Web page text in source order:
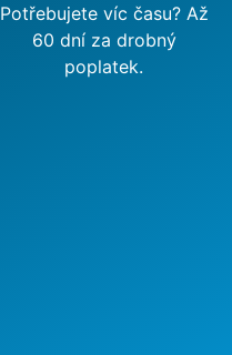
Potřebujete víc času? Až
60 dní za drobný
poplatek.